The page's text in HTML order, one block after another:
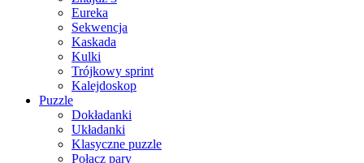
Eureka
Sekwencja
Kaskada
Kulki
Trójkowy sprint
Kalejdoskop
Puzzle
Dokładanki
Układanki
Klasyczne puzzle
Połącz pary